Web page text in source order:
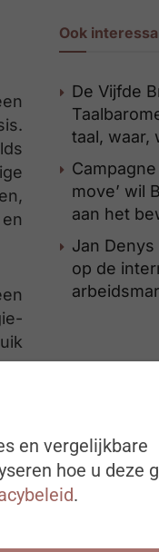
Ook
De Vijfde
taal, waar,
move’ wil
aan het
Jan Denys
op de
en vergelijkbare
hoe u deze
.